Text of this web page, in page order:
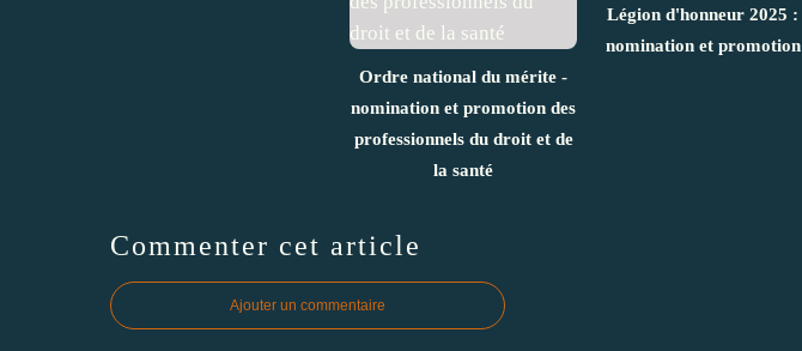
Ordre national du mérite -
nomination et promotion des
professionnels du droit et de
la santé
Légion d'honneur 2025 :
nomination et promotion
Commenter cet article
Ajouter un commentaire